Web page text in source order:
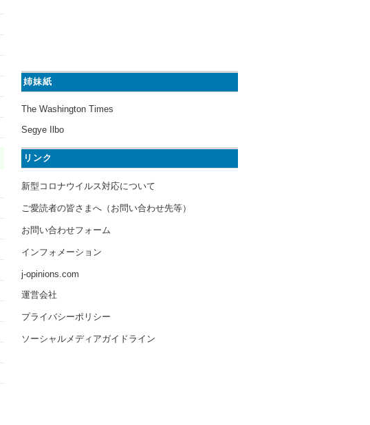
姉妹紙
The Washington Times
Segye Ilbo
リンク
新型コロナウイルス対応について
ご愛読者の皆さまへ（お問い合わせ先等）
お問い合わせフォーム
インフォメーション
j-opinions.com
運営会社
プライバシーポリシー
ソーシャルメディアガイドライン